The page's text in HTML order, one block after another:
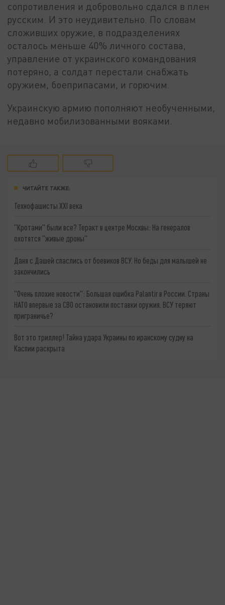
сопротивления и добровольно сдался в плен
русским. И это неудивительно. По словам
сложивших оружие, в подразделениях
осталось меньше 40% личного состава,
управление от украинского командования
потеряно, а солдат перестали снабжать
оружием, боеприпасами, и горючим.
Украинскую армию пополняют необученными,
недавно мобилизованными вояками.
ЧИТАЙТЕ ТАКЖЕ:
Технофашисты XXI века
"Кротами" были все? Теракт в центре Москвы: На генералов
охотятся "живые дроны"
Даня с Дашей спаслись от боевиков ВСУ. Но беды для малышей не
закончились
"Очень плохие новости": Большая ошибка Palantir в России. Страны
НАТО впервые за СВО остановили поставки оружия. ВСУ теряют
приграничье?
Вот это триллер! Тайна удара Украины по иранскому судну на
Каспии раскрыта